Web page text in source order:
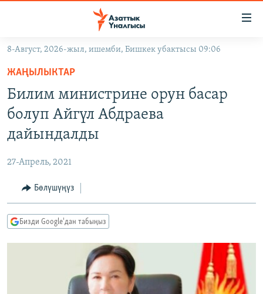
Навигацияга
өтүңүз
Издөөгө
салыңыз
САЯСАТ
МАДАНИЯТ
ДҮЙНӨ
ДҮЙНӨ
УКРАИНА
ТВ ПРОГРАММАЛАР
БҮГҮН АЗАТТЫКТА
ЭЖЕ-СИҢДИЛЕР
ПОДКАСТ
Русский
8-Август, 2026-жыл, ишемби, Бишкек убактысы 09:06
ЖАҢЫЛЫКТАР
Билим министрине орун басар
болуп Айгүл Абдраева
дайындалды
27-Апрель, 2021
Бөлүшүңүз
Бизди Google'дан табыңыз